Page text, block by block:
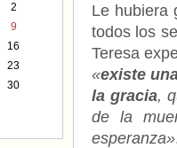
Le hubiera
todos los
Teresa
«existe
la gracia,
de la
esperanza»
2
9
16
23
30